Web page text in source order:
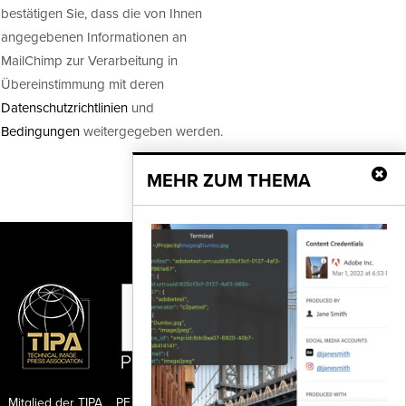
bestätigen Sie, dass die von Ihnen
angegebenen Informationen an
MailChimp zur Verarbeitung in
Übereinstimmung mit deren
Datenschutzrichtlinien und
Bedingungenweitergegeben werden.
MEHR ZUM THEMA
PF Publishing GmbH
Mitglied der TIPA